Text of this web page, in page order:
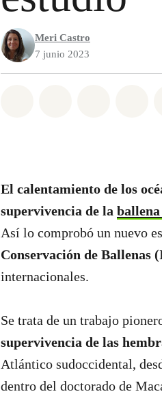
Meri Castro
7 junio 2023
El calentamiento de los
supervivencia de la
Así lo comprobó un nuevo
Conservación de Ballenas
internacionales.
Se trata de un trabajo
supervivencia de las
Atlántico sudoccidental,
dentro del doctorado de